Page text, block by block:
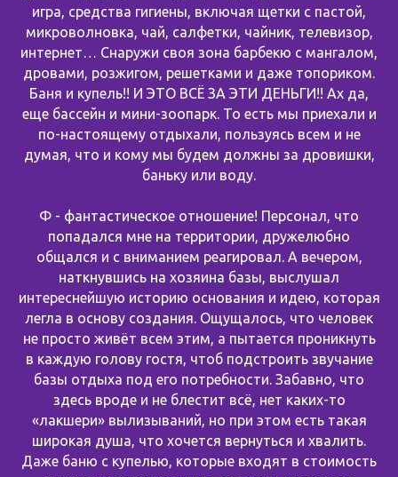
игра, средства гигиены, включая щетки с пастой,
микроволновка, чай, салфетки, чайник, телевизор,
интернет… Снаружи своя зона барбекю с мангалом,
дровами, розжигом, решетками и даже топориком.
Баня и купель!! И ЭТО ВСЁ ЗА ЭТИ ДЕНЬГИ!! Ах да,
еще бассейн и мини-зоопарк. То есть мы приехали и
по-настоящему отдыхали, пользуясь всем и не
думая, что и кому мы будем должны за дровишки,
баньку или воду.
Ф - фантастическое отношение! Персонал, что
попадался мне на территории, дружелюбно
общался и с вниманием реагировал. А вечером,
наткнувшись на хозяина базы, выслушал
интереснейшую историю основания и идею, которая
легла в основу создания. Ощущалось, что человек
не просто живёт всем этим, а пытается проникнуть
в каждую голову гостя, чтоб подстроить звучание
базы отдыха под его потребности. Забавно, что
здесь вроде и не блестит всё, нет каких-то
«лакшери» вылизываний, но при этом есть такая
широкая душа, что хочется вернуться и хвалить.
Даже баню с купелью, которые входят в стоимость